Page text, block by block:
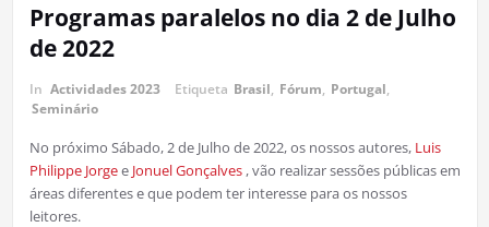
Programas paralelos no dia 2 de Julho
de 2022
In Actividades 2023 Etiqueta Brasil, Fórum, Portugal,
Seminário
No próximo Sábado, 2 de Julho de 2022, os nossos autores, Luis
Philippe Jorgee Jonuel Gonçalves, vão realizar sessões públicas em
áreas diferentes e que podem ter interesse para os nossos
leitores.